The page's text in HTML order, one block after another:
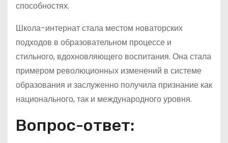
способностях.
Школа-интернат стала местом новаторских
подходов в образовательном процессе и
стильного, вдохновляющего воспитания. Она стала
примером революционных изменений в системе
образования и заслуженно получила признание как
национального, так и международного уровня.
Вопрос-ответ: